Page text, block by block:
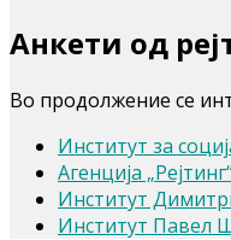
Анкети од
Во продолжение се
Институт за
Агенција
Институт
Институт Павел